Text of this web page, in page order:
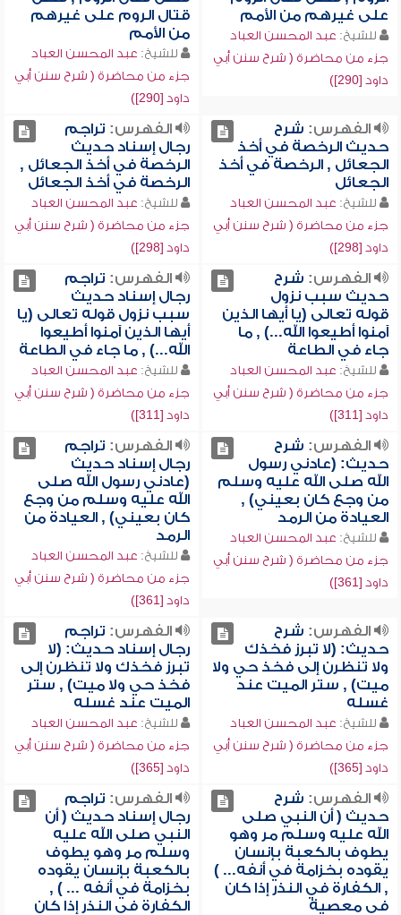
على غيرهم من الأمم
للشيخ: عبد المحسن العباد
جزء من محاضرة ( شرح سنن أبي
داود [290])
قتال الروم على غيرهم
من الأمم
للشيخ: عبد المحسن العباد
جزء من محاضرة ( شرح سنن أبي
داود [290])
الفهرس: شرح
حديث الرخصة في أخذ
الجعائل , الرخصة في أخذ
الجعائل
للشيخ: عبد المحسن العباد
جزء من محاضرة ( شرح سنن أبي
داود [298])
الفهرس: تراجم
رجال إسناد حديث
الرخصة في أخذ الجعائل ,
الرخصة في أخذ الجعائل
للشيخ: عبد المحسن العباد
جزء من محاضرة ( شرح سنن أبي
داود [298])
الفهرس: شرح
حديث سبب نزول
قوله تعالى (يا أيها الذين
آمنوا أطيعوا الله...) , ما
جاء في الطاعة
للشيخ: عبد المحسن العباد
جزء من محاضرة ( شرح سنن أبي
داود [311])
الفهرس: تراجم
رجال إسناد حديث
سبب نزول قوله تعالى (يا
أيها الذين آمنوا أطيعوا
الله...) , ما جاء في الطاعة
للشيخ: عبد المحسن العباد
جزء من محاضرة ( شرح سنن أبي
داود [311])
الفهرس: شرح
حديث: (عادني رسول
الله صلى الله عليه وسلم
من وجع كان بعيني) ,
العيادة من الرمد
للشيخ: عبد المحسن العباد
جزء من محاضرة ( شرح سنن أبي
داود [361])
الفهرس: تراجم
رجال إسناد حديث
(عادني رسول الله صلى
الله عليه وسلم من وجع
كان بعيني) , العيادة من
الرمد
للشيخ: عبد المحسن العباد
جزء من محاضرة ( شرح سنن أبي
داود [361])
الفهرس: شرح
حديث: (لا تبرز فخذك
ولا تنظرن إلى فخذ حي ولا
ميت) , ستر الميت عند
غسله
للشيخ: عبد المحسن العباد
جزء من محاضرة ( شرح سنن أبي
داود [365])
الفهرس: تراجم
رجال إسناد حديث: (لا
تبرز فخذك ولا تنظرن إلى
فخذ حي ولا ميت) , ستر
الميت عند غسله
للشيخ: عبد المحسن العباد
جزء من محاضرة ( شرح سنن أبي
داود [365])
الفهرس: شرح
حديث ( أن النبي صلى
الله عليه وسلم مر وهو
يطوف بالكعبة بإنسان
يقوده بخزامة في أنفه... )
, الكفارة في النذر إذا كان
في معصية
الفهرس: تراجم
رجال إسناد حديث ( أن
النبي صلى الله عليه
وسلم مر وهو يطوف
بالكعبة بإنسان يقوده
بخزامة في أنفه ... ) ,
الكفارة في النذر إذا كان